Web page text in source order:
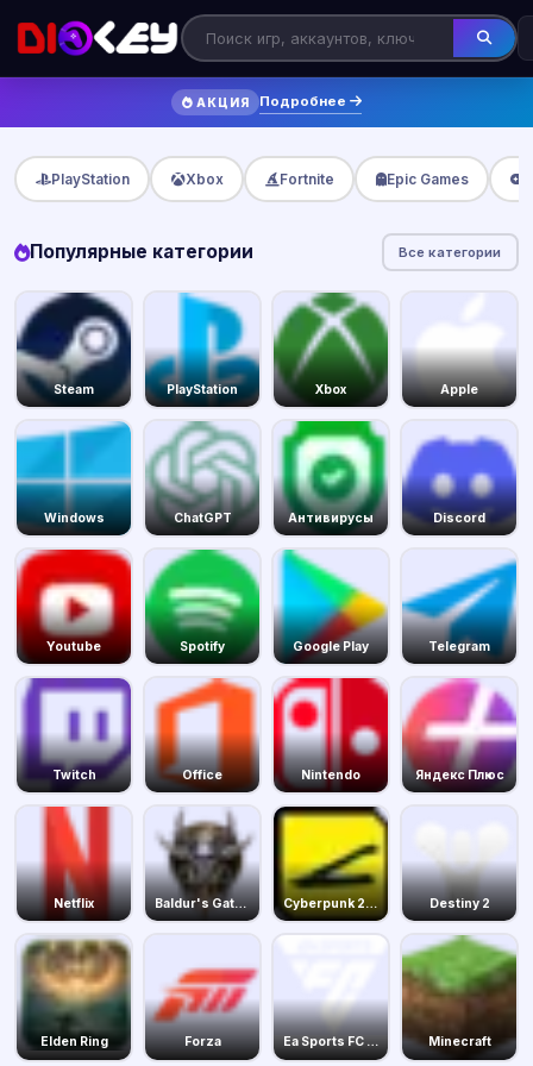
АКЦИЯ Подробнее
PlayStation Xbox Fortnite Epic Games
Популярные категории Все категории
Steam PlayStation Xbox Apple
Windows ChatGPT Антивирусы Discord
Youtube Spotify Google Play Telegram
Twitch Office Nintendo Яндекс Плюс
Netflix Baldur's Gate 3 Cyberpunk 2077 Destiny 2
Elden Ring Forza Ea Sports FC 24 Minecraft